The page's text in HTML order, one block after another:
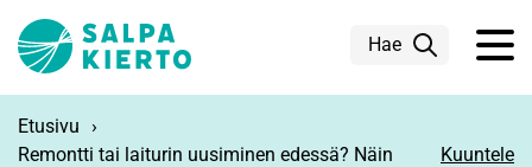
Hae
Etusivu
Remontti tai laiturin uusiminen edessä? Näin
Kuuntele